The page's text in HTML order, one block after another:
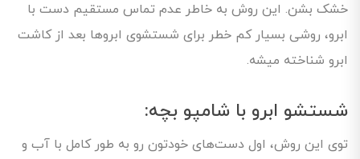
خشک بشن. این روش به خاطر عدم تماس مستقیم دست با
ابرو، روشی بسیار کم خطر برای شستشوی ابروها بعد از کاشت
ابرو شناخته میشه.
شستشو ابرو با شامپو بچه:
توی این روش، اول دست‌های خودتون رو به طور کامل با آب و